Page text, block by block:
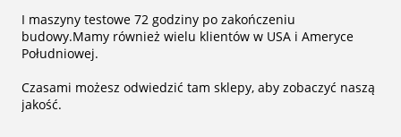
I maszyny testowe 72 godziny po zakończeniu
budowy.Mamy również wielu klientów w USA i Ameryce
Południowej.
Czasami możesz odwiedzić tam sklepy, aby zobaczyć naszą
jakość.